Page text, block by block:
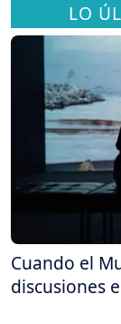
LO
Cuando el
discusiones